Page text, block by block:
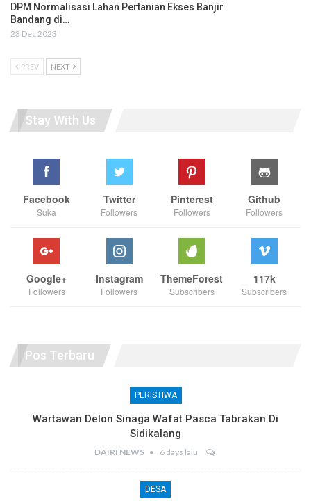
DPM Normalisasi Lahan Pertanian Ekses Banjir
Bandang di…
23 Dec 2023
PREV NEXT
Stay With Us
Facebook
Suka
Twitter
Followers
Pinterest
Followers
Github
Followers
Google+
Followers
Instagram
Followers
ThemeForest
Subscribers
117k
Subscribers
Pos Terbaru
PERISTIWA
Wartawan Delon Sinaga Wafat Pasca Tabrakan Di
Sidikalang
DAIRI NEWS 6 days lalu
DESA